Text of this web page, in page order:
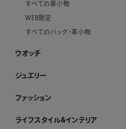
すべての革小物
WEB限定
すべてのバッグ・革小物
ウオッチ
ウオッチ ホーム
WAKOウオッチ メンズ
WAKOウオッチ レディース
セイコーウオッチ
ボーム＆メルシエウオッチ
イッセイミヤケウオッチ
すべてのウオッチ
ジュエリー
ジュエリー ホーム
アショカダイヤモンド
ネックレス
イヤリング・ピアス
ブレスレット
ブローチ
リング
すべてのジュエリー
ファッション
ファッション ホーム
PURE CRAFT
NEW CLOSET
レディースアパレル
メンズアパレル
ストール・マフラー・スカーフ
ハンカチーフ
アクセサリー
その他のファッション雑貨
WEB限定
すべてのファッション
ライフスタイル&インテリア
ライフスタイル&インテリア ホーム
クロック
リビング
ダイニング
ベビーグッズ
その他インテリア雑貨
加工ができるお品
WEB限定
すべてのライフスタイル&インテリア